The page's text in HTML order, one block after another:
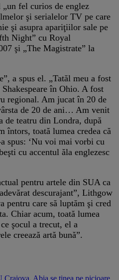
fel curios de englez
şi serialelor TV pe care
şi asupra apariţiilor sale pe
Night” cu Royal
şi „The Magistrate” la
a spus el. „Tatăl meu a fost
în Ohio. A fost
regional. Am jucat în 20 de
de 20 de ani… Am venit
de teatru din Londra, după
întors, toată lumea credea că
spus: ‘Nu voi mai vorbi cu
cu accentul ăla englezesc
pentru artele din SUA ca
descurajant”, Lithgow
pentru care să luptăm şi cred
Chiar acum, toată lumea
şocul a trecut, el a
creează artă bună”.
Abia se ținea pe picioare